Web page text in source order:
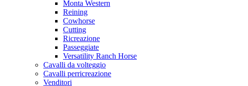
Monta Western
Reining
Cowhorse
Cutting
Ricreazione
Passeggiate
Versatility Ranch Horse
Cavalli da volteggio
Cavalli perricreazione
Venditori